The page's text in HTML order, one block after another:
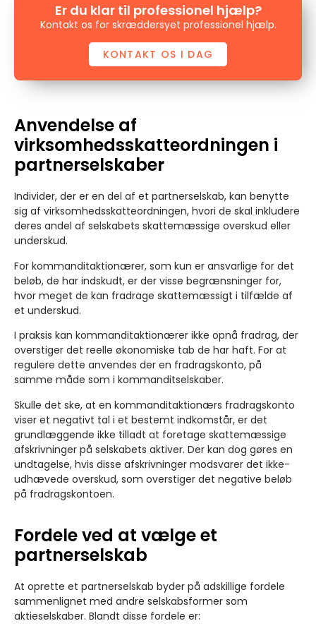
Er du klar til professionel hjælp?
Kontakt os for skræddersyet professionel hjælp.
KONTAKT OS I DAG
Anvendelse af
virksomhedsskatteordningen i
partnerselskaber
Individer, der er en del af et partnerselskab, kan benytte
sig af virksomhedsskatteordningen, hvori de skal inkludere
deres andel af selskabets skattemæssige overskud eller
underskud.
For kommanditaktionærer, som kun er ansvarlige for det
beløb, de har indskudt, er der visse begrænsninger for,
hvor meget de kan fradrage skattemæssigt i tilfælde af
et underskud.
I praksis kan kommanditaktionærer ikke opnå fradrag, der
overstiger det reelle økonomiske tab de har haft. For at
regulere dette anvendes der en fradragskonto, på
samme måde som i kommanditselskaber.
Skulle det ske, at en kommanditaktionærs fradragskonto
viser et negativt tal i et bestemt indkomstår, er det
grundlæggende ikke tilladt at foretage skattemæssige
afskrivninger på selskabets aktiver. Der kan dog gøres en
undtagelse, hvis disse afskrivninger modsvarer det ikke-
udhævede overskud, som overstiger det negative beløb
på fradragskontoen.
Fordele ved at vælge et
partnerselskab
At oprette et partnerselskab byder på adskillige fordele
sammenlignet med andre selskabsformer som
aktieselskaber. Blandt disse fordele er: